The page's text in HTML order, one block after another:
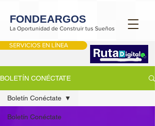
FONDEARGOS
SERVICIOS EN LÍNEA
La Oportunidad de Construir tus Sueños
BOLETÍN CONÉCTATE
Boletín Conéctate
Boletín Conéctate